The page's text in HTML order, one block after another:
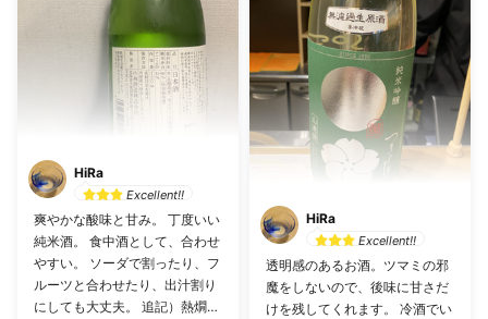
HiRa
Excellent!!
爽やかな酸味と甘み。 丁度いい
純米酒。 食中酒として、合わせ
やすい。 ソーダで割ったり、フ
ルーツと合わせたり、出汁割り
にしても大丈夫。 追記）熱燗に
HiRa
Excellent!!
透明感のあるお酒。ツマミの邪
魔をしないので、後味に甘さだ
けを残してくれます。 冷酒でい